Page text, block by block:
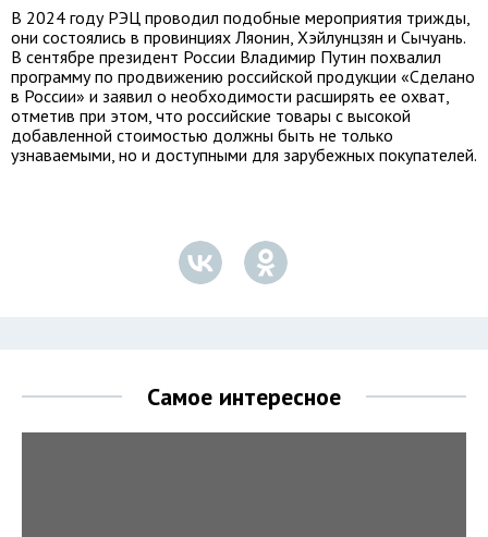
В 2024 году РЭЦ проводил подобные мероприятия трижды,
они состоялись в провинциях Ляонин, Хэйлунцзян и Сычуань.
В сентябре президент России Владимир Путин похвалил
программу по продвижению российской продукции «Сделано
в России» и заявил о необходимости расширять ее охват,
отметив при этом, что российские товары с высокой
добавленной стоимостью должны быть не только
узнаваемыми, но и доступными для зарубежных покупателей.
Самое интересное